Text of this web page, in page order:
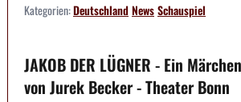
Kategorien:DeutschlandNewsSchauspiel
JAKOB DER LÜGNER - Ein
von Jurek Becker - Theater Bonn